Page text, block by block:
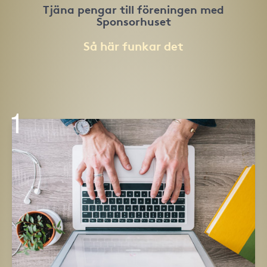
Tjäna pengar till föreningen med
Sponsorhuset
Så här funkar det
1